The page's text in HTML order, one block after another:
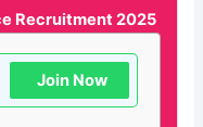
Recruitment 2025
Join Now